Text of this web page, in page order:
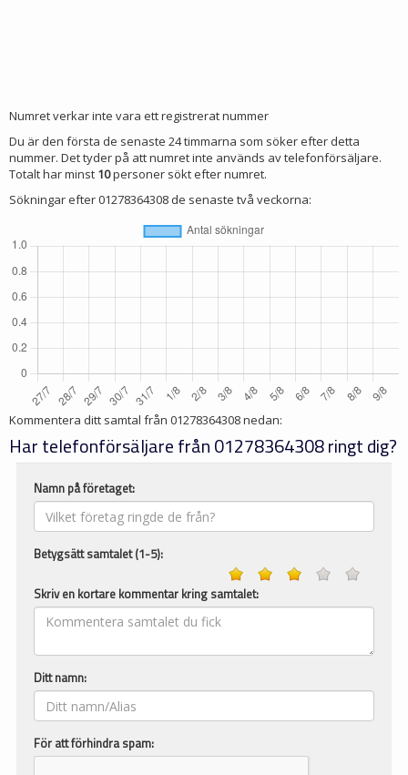
Numret verkar inte vara ett registrerat nummer
Du är den första de senaste 24 timmarna som söker efter detta
nummer. Det tyder på att numret inte används av telefonförsäljare.
Totalt har minst 10personer sökt efter numret.
Sökningar efter 01278364308 de senaste två veckorna:
Kommentera ditt samtal från 01278364308nedan:
Har telefonförsäljare från 01278364308 ringt dig?
Namn på företaget:
Betygsätt samtalet (1-5):
Skriv en kortare kommentar kring samtalet:
Ditt namn:
För att förhindra spam: